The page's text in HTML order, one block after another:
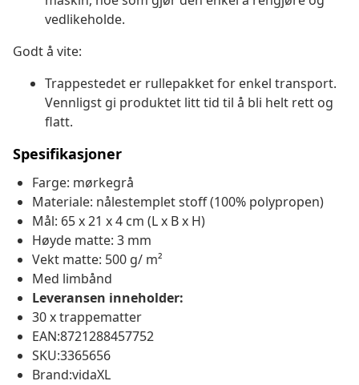
vedlikeholde.
Godt å vite:
Trappestedet er rullepakket for enkel transport.
Vennligst gi produktet litt tid til å bli helt rett og
flatt.
Spesifikasjoner
Farge: mørkegrå
Materiale: nålestemplet stoff (100% polypropen)
Mål: 65 x 21 x 4 cm (L x B x H)
Høyde matte: 3 mm
Vekt matte: 500 g/ m²
Med limbånd
Leveransen inneholder:
30 x trappematter
EAN:8721288457752
SKU:3365656
Brand:vidaXL